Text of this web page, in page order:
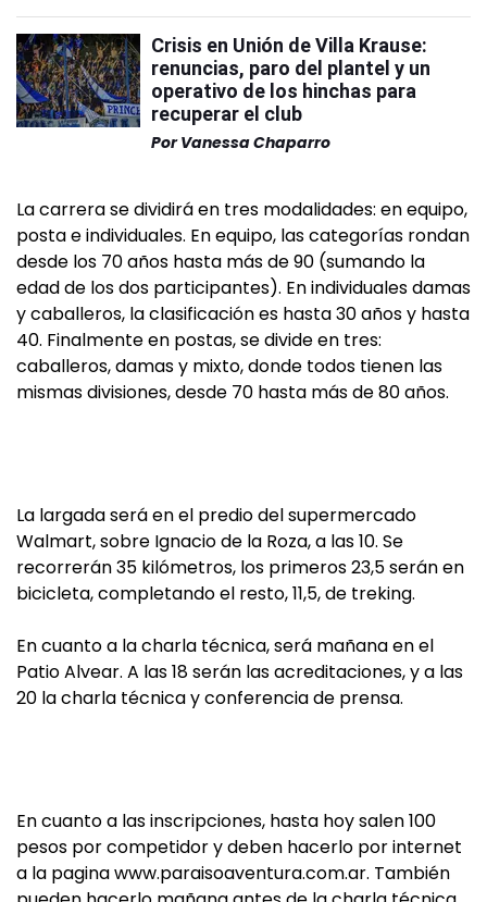
Crisis en Unión de Villa Krause:
renuncias, paro del plantel y un
operativo de los hinchas para
recuperar el club
Por Vanessa Chaparro
La carrera se dividirá en tres modalidades: en equipo,
posta e individuales. En equipo, las categorías rondan
desde los 70 años hasta más de 90 (sumando la
edad de los dos participantes). En individuales damas
y caballeros, la clasificación es hasta 30 años y hasta
40. Finalmente en postas, se divide en tres:
caballeros, damas y mixto, donde todos tienen las
mismas divisiones, desde 70 hasta más de 80 años.
La largada será en el predio del supermercado
Walmart, sobre Ignacio de la Roza, a las 10. Se
recorrerán 35 kilómetros, los primeros 23,5 serán en
bicicleta, completando el resto, 11,5, de treking.
En cuanto a la charla técnica, será mañana en el
Patio Alvear. A las 18 serán las acreditaciones, y a las
20 la charla técnica y conferencia de prensa.
En cuanto a las inscripciones, hasta hoy salen 100
pesos por competidor y deben hacerlo por internet
a la pagina www.paraisoaventura.com.ar. También